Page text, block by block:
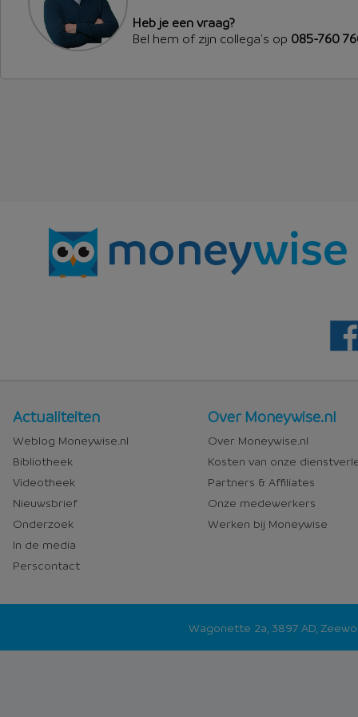
Heb je een vraag?
Bel hem of zijn collega's op 085-760
Nieuws
en
media
Actualiteiten
Weblog Moneywise.nl
Bibliotheek
Videotheek
Nieuwsbrief
Onderzoek
In de media
Perscontact
Over
Moneywise
Over Moneywise.nl
Over Moneywise.nl
Kosten van onze
Partners & Affiliates
Onze medewerkers
Werken bij Moneywise
Wagonette 2a, 3897 AD,